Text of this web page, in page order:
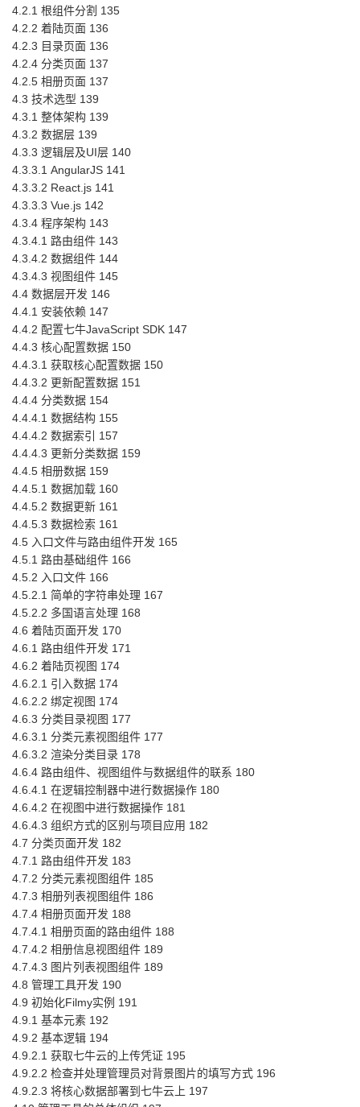
4.2.1 根组件分割 135
4.2.2 着陆页面 136
4.2.3 目录页面 136
4.2.4 分类页面 137
4.2.5 相册页面 137
4.3 技术选型 139
4.3.1 整体架构 139
4.3.2 数据层 139
4.3.3 逻辑层及UI层 140
4.3.3.1 AngularJS 141
4.3.3.2 React.js 141
4.3.3.3 Vue.js 142
4.3.4 程序架构 143
4.3.4.1 路由组件 143
4.3.4.2 数据组件 144
4.3.4.3 视图组件 145
4.4 数据层开发 146
4.4.1 安装依赖 147
4.4.2 配置七牛JavaScript SDK 147
4.4.3 核心配置数据 150
4.4.3.1 获取核心配置数据 150
4.4.3.2 更新配置数据 151
4.4.4 分类数据 154
4.4.4.1 数据结构 155
4.4.4.2 数据索引 157
4.4.4.3 更新分类数据 159
4.4.5 相册数据 159
4.4.5.1 数据加载 160
4.4.5.2 数据更新 161
4.4.5.3 数据检索 161
4.5 入口文件与路由组件开发 165
4.5.1 路由基础组件 166
4.5.2 入口文件 166
4.5.2.1 简单的字符串处理 167
4.5.2.2 多国语言处理 168
4.6 着陆页面开发 170
4.6.1 路由组件开发 171
4.6.2 着陆页视图 174
4.6.2.1 引入数据 174
4.6.2.2 绑定视图 174
4.6.3 分类目录视图 177
4.6.3.1 分类元素视图组件 177
4.6.3.2 渲染分类目录 178
4.6.4 路由组件、视图组件与数据组件的联系 180
4.6.4.1 在逻辑控制器中进行数据操作 180
4.6.4.2 在视图中进行数据操作 181
4.6.4.3 组织方式的区别与项目应用 182
4.7 分类页面开发 182
4.7.1 路由组件开发 183
4.7.2 分类元素视图组件 185
4.7.3 相册列表视图组件 186
4.7.4 相册页面开发 188
4.7.4.1 相册页面的路由组件 188
4.7.4.2 相册信息视图组件 189
4.7.4.3 图片列表视图组件 189
4.8 管理工具开发 190
4.9 初始化Filmy实例 191
4.9.1 基本元素 192
4.9.2 基本逻辑 194
4.9.2.1 获取七牛云的上传凭证 195
4.9.2.2 检查并处理管理员对背景图片的填写方式 196
4.9.2.3 将核心数据部署到七牛云上 197